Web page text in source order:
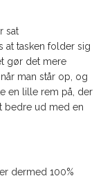
sat
at tasken folder sig
gør det mere
man står op, og
en lille rem på, der
bedre ud med en
dermed 100%